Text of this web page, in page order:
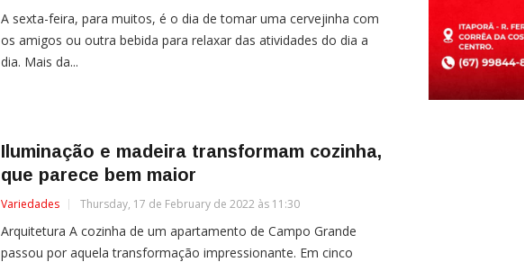
A sexta-feira, para muitos, é o dia de tomar uma cervejinha com
os amigos ou outra bebida para relaxar das atividades do dia a
dia. Mais da...
Iluminação e madeira transformam cozinha,
que parece bem maior
Variedades Thursday, 17 de February de 2022 às 11:30
Arquitetura A cozinha de um apartamento de Campo Grande
passou por aquela transformação impressionante. Em cinco